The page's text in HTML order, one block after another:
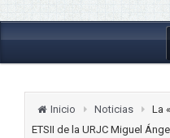
Inicio Noticias
La
ETSII de la URJC Miguel